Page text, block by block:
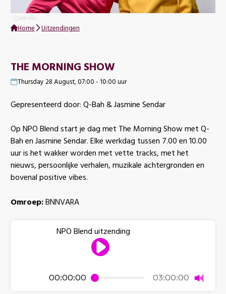
Home Uitzendingen
THE MORNING SHOW
Thursday 28 August, 07:00 - 10:00 uur
Gepresenteerd door: Q-Bah & Jasmine Sendar
Op NPO Blend start je dag met The Morning Show met Q-
Bah en Jasmine Sendar. Elke werkdag tussen 7.00 en 10.00
uur is het wakker worden met vette tracks, met het
nieuws, persoonlijke verhalen, muzikale achtergronden en
bovenal positive vibes.
Omroep: BNNVARA
00:00:00 03:00:00 Dempen
NPO Blend uitzending